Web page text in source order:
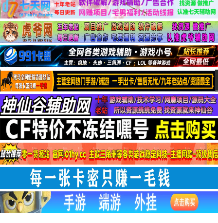
活动线报
常用办公
源码收集
值得一看
两性情感